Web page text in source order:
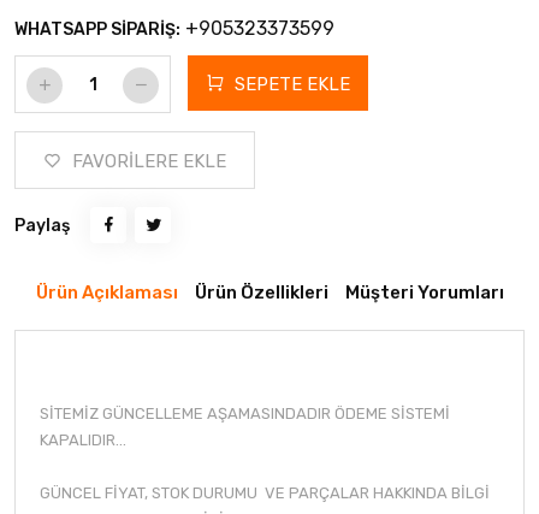
WHATSAPP SİPARİŞ: +905323373599
SEPETE EKLE
FAVORİLERE EKLE
Paylaş
Ürün Açıklaması Ürün Özellikleri Müşteri Yorumları
SİTEMİZ GÜNCELLEME AŞAMASINDADIR ÖDEME SİSTEMİ
KAPALIDIR...
GÜNCEL FİYAT, STOK DURUMU VE PARÇALAR HAKKINDA BİLGİ